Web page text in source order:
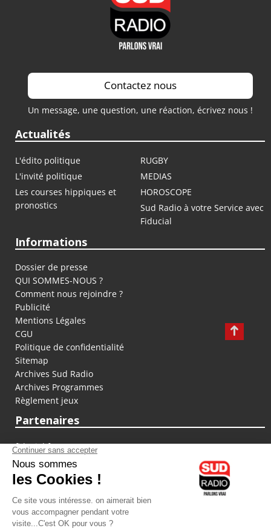
Contactez nous
Un message, une question, une réaction, écrivez nous !
Actualités
L'édito politique
RUGBY
L'invité politique
MEDIAS
Les courses hippiques et
pronostics
HOROSCOPE
Sud Radio à votre Service avec
Fiducial
Informations
Dossier de presse
QUI SOMMES-NOUS ?
Comment nous rejoindre ?
Publicité
Mentions Légales
CGU
Politique de confidentialité
Sitemap
Archives Sud Radio
Archives Programmes
Règlement jeux
Partenaires
fiducial.fr
lyoncapitale.fr
olympique-et-lyonnais.com
L'application Iphone / Android